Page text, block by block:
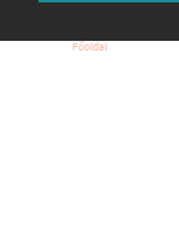
Főoldal